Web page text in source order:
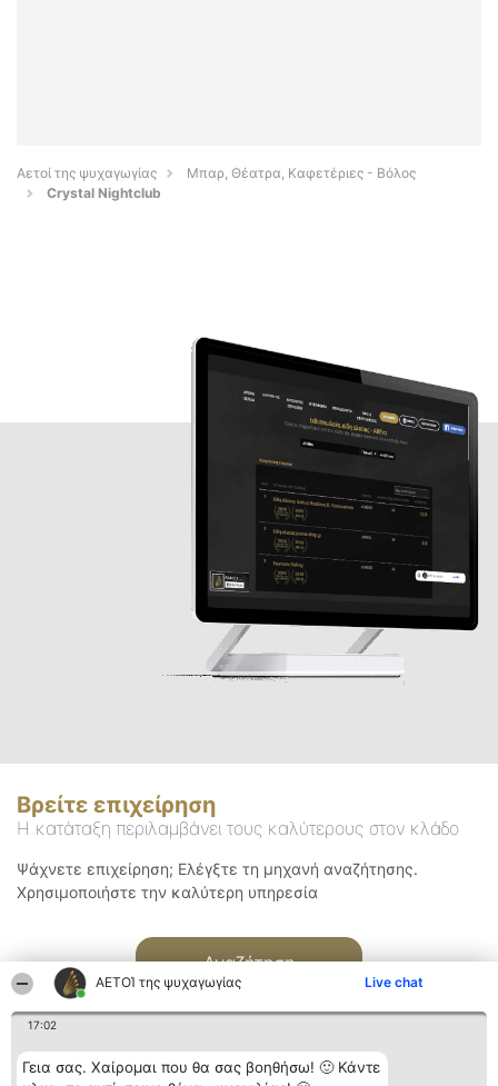
ΑΕΤΟΊ της ψυχαγωγίας Live chat
17:02
Γεια σας. Χαίρομαι που θα σας βοηθήσω! 🙂 Κάντε
Αετοί της ψυχαγωγίας
Μπαρ, Θέατρα, Καφετέριες - Βόλος
Crystal Nightclub
Βρείτε επιχείρηση
Η κατάταξη περιλαμβάνει τους καλύτερους στον κλάδο
Ψάχνετε επιχείρηση; Ελέγξτε τη μηχανή αναζήτησης.
Χρησιμοποιήστε την καλύτερη υπηρεσία
Αναζήτηση